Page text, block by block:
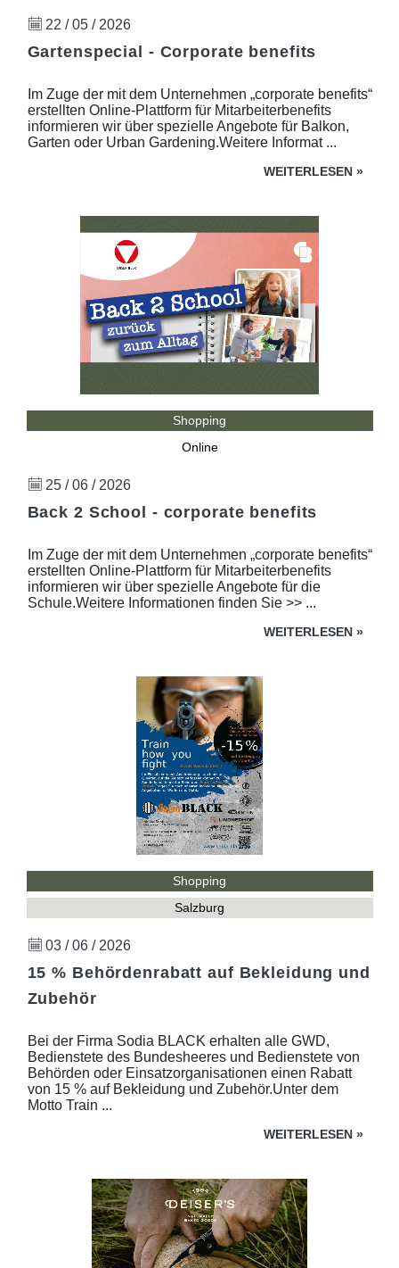
22 / 05 / 2026
Gartenspecial - Corporate benefits
Im Zuge der mit dem Unternehmen „corporate benefits“
erstellten Online-Plattform für Mitarbeiterbenefits
informieren wir über spezielle Angebote für Balkon,
Garten oder Urban Gardening.Weitere Informat ...
WEITERLESEN »
Shopping
Online
25 / 06 / 2026
Back 2 School - corporate benefits
Im Zuge der mit dem Unternehmen „corporate benefits“
erstellten Online-Plattform für Mitarbeiterbenefits
informieren wir über spezielle Angebote für die
Schule.Weitere Informationen finden Sie >> ...
WEITERLESEN »
Shopping
Salzburg
03 / 06 / 2026
15 % Behördenrabatt auf Bekleidung und
Zubehör
Bei der Firma Sodia BLACK erhalten alle GWD,
Bedienstete des Bundesheeres und Bedienstete von
Behörden oder Einsatzorganisationen einen Rabatt
von 15 % auf Bekleidung und Zubehör.Unter dem
Motto Train ...
WEITERLESEN »